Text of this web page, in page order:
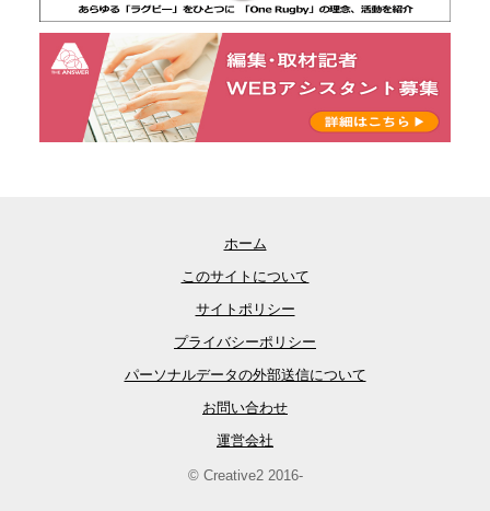
ホーム
このサイトについて
サイトポリシー
プライバシーポリシー
パーソナルデータの外部送信について
お問い合わせ
運営会社
© Creative2 2016-